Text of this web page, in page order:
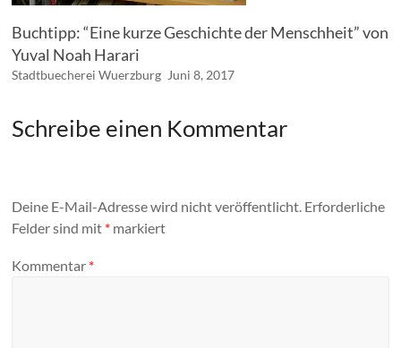
Buchtipp: “Eine kurze Geschichte der Menschheit” von
Yuval Noah Harari
Stadtbuecherei Wuerzburg Juni 8, 2017
Schreibe einen Kommentar
Deine E-Mail-Adresse wird nicht veröffentlicht. Erforderliche
Felder sind mit * markiert
Kommentar *